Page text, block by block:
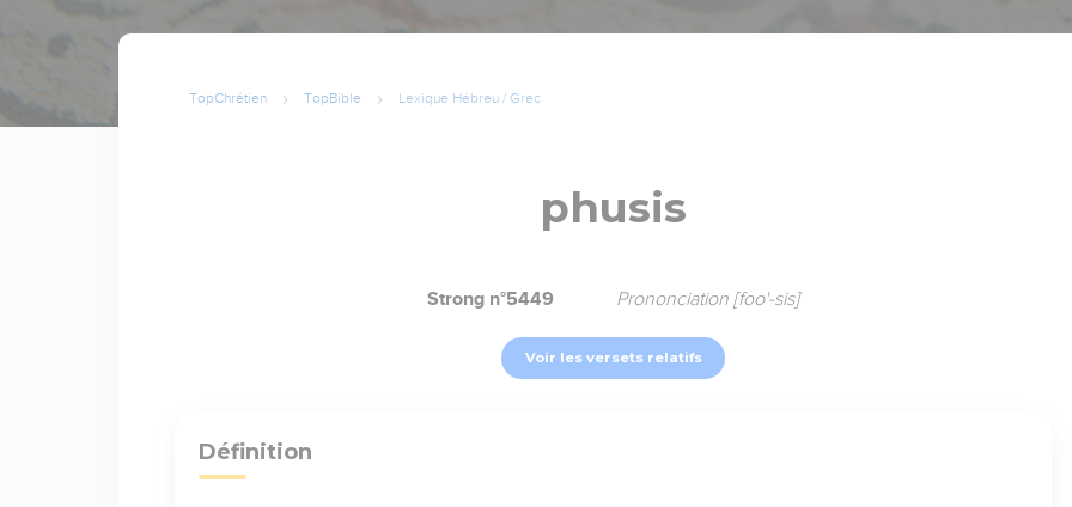
TopChrétien TopBible Lexique Hébreu / Grec
phusis
Strong n°5449 Prononciation [foo'-sis]
Voir les versets relatifs
Définition